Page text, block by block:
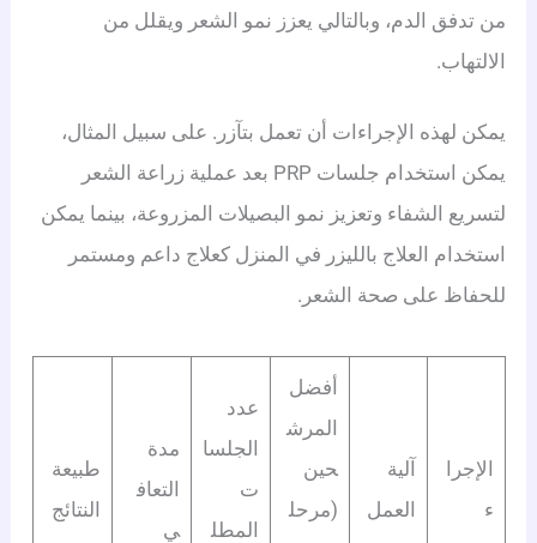
من تدفق الدم، وبالتالي يعزز نمو الشعر ويقلل من
الالتهاب.
يمكن لهذه الإجراءات أن تعمل بتآزر. على سبيل المثال،
يمكن استخدام جلسات PRP بعد عملية زراعة الشعر
لتسريع الشفاء وتعزيز نمو البصيلات المزروعة، بينما يمكن
استخدام العلاج بالليزر في المنزل كعلاج داعم ومستمر
للحفاظ على صحة الشعر.
الإجرا
آلية
العمل
أفضل
المرش
حين
(مرحل
عدد
الجلسا
المطل
مدة
التعاف
طبيعة
النتائج